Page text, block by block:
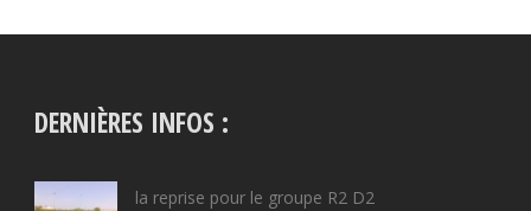
DERNIÈRES INFOS :
la reprise pour le groupe R2 D2